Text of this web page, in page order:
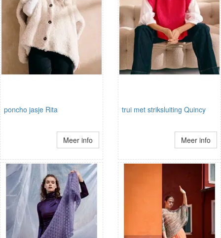
poncho jasje Rita
Meer info
trui met striksluiting Quincy
Meer info